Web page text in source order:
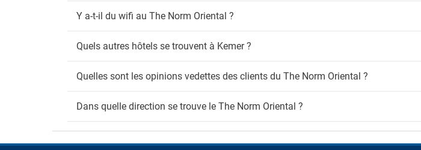
Y a-t-il du wifi au The Norm Oriental ?
Quels autres hôtels se trouvent à Kemer ?
Quelles sont les opinions vedettes des clients du The Norm Oriental ?
Dans quelle direction se trouve le The Norm Oriental ?